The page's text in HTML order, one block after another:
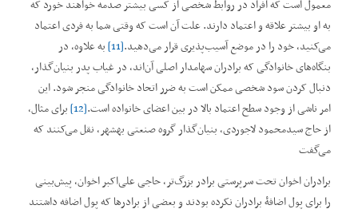
معمول است که افراد در روابط شخصی از کسی بیشتر صدمه خواهند خورد که
به او بیشتر علاقه و اعتماد دارند. علت آن است که وقتی شما به فردی اعتماد
می‌کنید، خود را در موضع آسیب‌پذیری قرار می‌دهید.[11]
به علاوه، در
بنگاه‌های خانوادگی که برادران سهامدار اصلی آن‌اند، در غیاب پدر بنیان‌گذار،
دنبال کردن سود شخصی ممکن است به ضرر اتحاد خانوادگی منجر شود. این
امر ناشی از وجود سطح اعتماد بالا در بین اعضای خانواده است.[12]
برای مثال،
از حاج سيدمحمود لاجوردی، بنیان‌گذار گروه صنعتی بهشهر، نقل می‌کنند که
می‌گفت
برادران اخوان تحت سرپرستی برادر بزرگ‌تر، حاجی علی‌اکبر اخوان، پیش‌بینی
را برای پول اضافۀ برادران نکرده بودند و بعضی از برادرها که پول اضافه داشتند